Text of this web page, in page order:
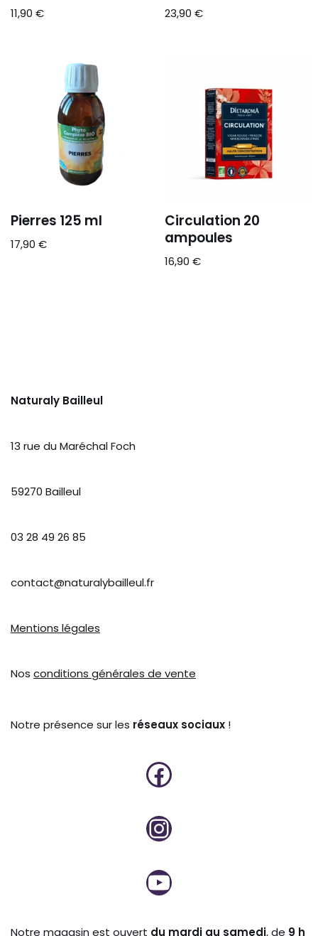
11,90 € 23,90€
Pierres 125 ml
17,90 €
Circulation 20
ampoules
16,90€
Naturaly Bailleul
13 rue du Maréchal Foch
59270 Bailleul
03 28 49 26 85
contact@naturalybailleul.fr
Mentions légales
Nos conditions générales de vente
Notre présence sur les réseaux sociaux !
Notre magasin est ouvert du mardi au samedi, de 9 h